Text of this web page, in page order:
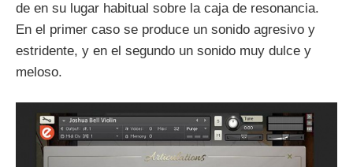
de en su lugar habitual sobre la caja de resonancia.
En el primer caso se produce un sonido agresivo y
estridente, y en el segundo un sonido muy dulce y
meloso.